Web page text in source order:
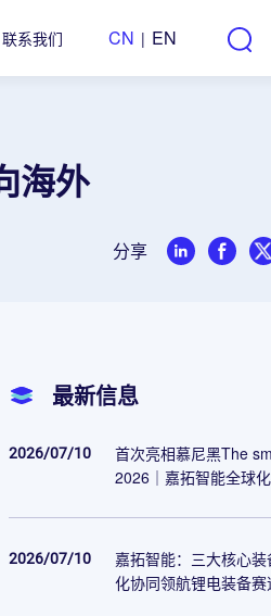
联系我们 CN | EN
海外
分享
最新信息
2026/07/10
首次亮相慕尼黑The
2026｜嘉拓智能全球
2026/07/10
嘉拓智能：三大核心
化协同领航锂电装备赛